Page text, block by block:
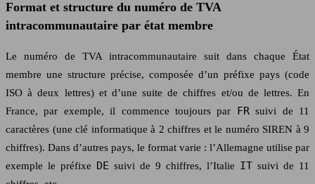
Format et structure du numéro de TVA
intracommunautaire par état membre
Le numéro de TVA intracommunautaire suit dans chaque État
membre une structure précise, composée d’un préfixe pays (code
ISO à deux lettres) et d’une suite de chiffres et/ou de lettres. En
France, par exemple, il commence toujours par FRsuivi de 11
caractères (une clé informatique à 2 chiffres et le numéro SIREN à 9
chiffres). Dans d’autres pays, le format varie : l’Allemagne utilise par
exemple le préfixe DE suivi de 9 chiffres, l’Italie IT suivi de 11